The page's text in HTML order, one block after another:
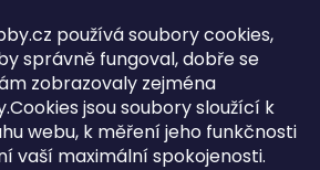
používá soubory cookies,
správně fungoval, dobře se
zobrazovaly zejména
jsou soubory sloužící k
webu, k měření jeho funkčnosti
vaší maximální spokojenosti.